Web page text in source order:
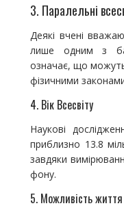
3. Паралельні
Деякі вчені
лише одним з
означає, що можуть
фізичними
4. Вік Всесвіту
Наукові
приблизно 13.8
завдяки
фону.
5. Можливість